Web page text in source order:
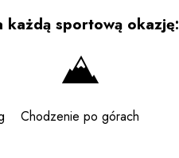
każdą sportową okazję:
Chodzenie po górach